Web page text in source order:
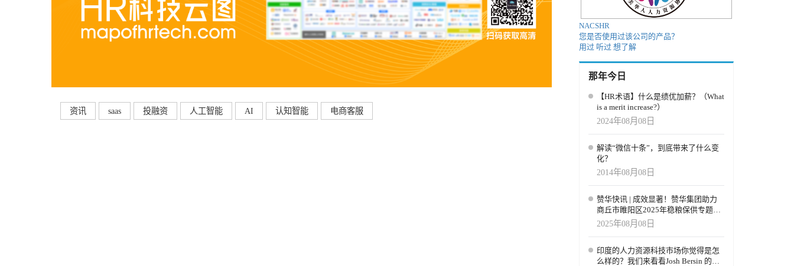
资讯 saas 投融资 人工智能 AI 认知智能 电商客服
NACSHR
您是否使用过该公司的产品？
用过 听过 想了解
那年今日
【HR术语】什么是绩优加薪？（What
is a merit increase?）
2024年08月08日
解读“微信十条”，到底带来了什么变
化？
2014年08月08日
赞华快讯 | 成效显著！赞华集团助力
商丘市睢阳区2025年稳粮保供专题培
训，育强“新农人”
2025年08月08日
印度的人力资源科技市场你觉得是怎
么样的？我们来看看Josh Bersin 的观